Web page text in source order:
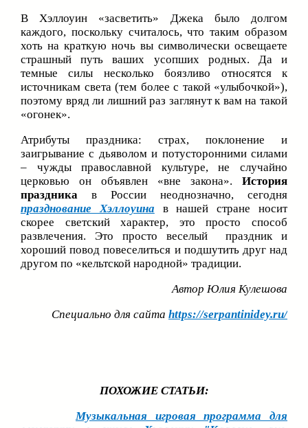
В Хэллоуин «засветить» Джека было долгом
каждого, поскольку считалось, что таким образом
хоть на краткую ночь вы символически освещаете
страшный путь ваших усопших родных. Да и
темные силы несколько боязливо относятся к
источникам света (тем более с такой «улыбочкой»),
поэтому вряд ли лишний раз заглянут к вам на такой
«огонек».
Атрибуты праздника: страх, поклонение и
заигрывание с дьяволом и потусторонними силами
– чужды православной культуре, не случайно
церковью он объявлен «вне закона». История
праздника в России неоднозначно, сегодня
празднование Хэллоуина в нашей стране носит
скорее светский характер, это просто способ
развлечения. Это просто веселый праздник и
хороший повод повеселиться и подшутить друг над
другом по «кельтской народной» традиции.
Автор Юлия Кулешова
Специально для сайта https://serpantinidey.ru/
ПОХОЖИЕ СТАТЬИ:
Музыкальная игровая программа для